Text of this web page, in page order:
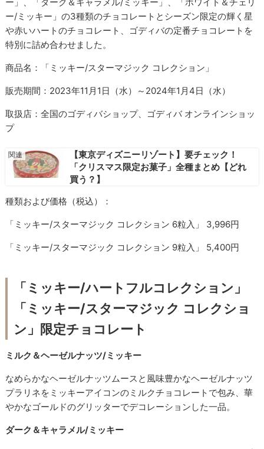
ー/ミッキー」の3種類のチョコレートとシーズン限定の輝く星
や赤いハートのチョコレート、ゴディバの定番チョコレートを
特別に詰め合わせました。
商品名：「ミッキー/スターマジック コレクション」
販売期間：2023年11月1日（水）～2024年1月4日（水）
取扱店：全国のゴディバショップ、ゴディバ オンラインショッ
プ
【東京ディズニーリゾート】要チェック！
「クリスマス限定お菓子」全種まとめ【どれ
買う？】
種類および価格（税込）：
「ミッキー/スターマジック コレクション 6粒入」 3,996円
「ミッキー/スターマジック コレクション 9粒入」 5,400円
「ミッキー/ハートフルコレクション」
「ミッキー/スターマジック コレクショ
ン」限定チョコレート
ミルク＆ヘーゼルナッツ/ミッキー
なめらかなヘーゼルナッツムースと風味豊かなヘーゼルナッツ
プラリネをミッキーアイコンのミルクチョコレートで包み、華
やかなゴールドのグリッターでデコレーションした一品。
ダーク＆キャラメル/ミッキー